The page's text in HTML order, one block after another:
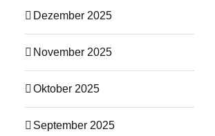
Dezember 2025
November 2025
Oktober 2025
September 2025